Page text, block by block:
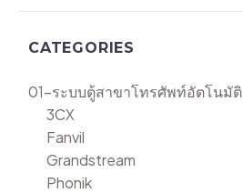
CATEGORIES
01-ระบบตู้สาขาโทรศัพท์อัตโนมัติ
3CX
Fanvil
Grandstream
Phonik